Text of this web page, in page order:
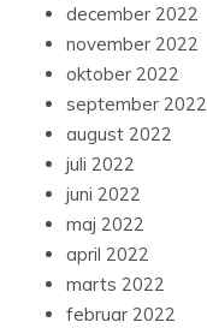
december 2022
november 2022
oktober 2022
september 2022
august 2022
juli 2022
juni 2022
maj 2022
april 2022
marts 2022
februar 2022